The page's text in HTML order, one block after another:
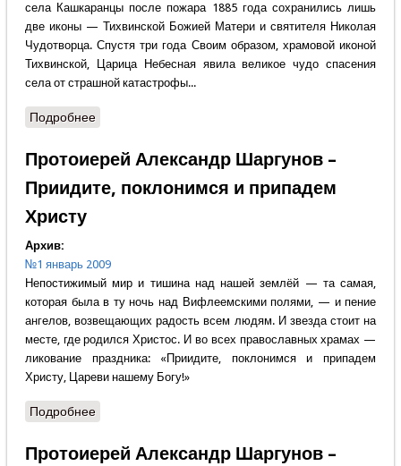
села Кашкаранцы после пожара 1885 года сохранились лишь
две иконы — Тихвинской Божией Матери и святителя Николая
Чудотворца. Спустя три года Своим образом, храмовой иконой
Тихвинской, Царица Небесная явила великое чудо спасения
села от страшной катастрофы...
Подробнеео Игумен Митрофан - Чудо в Крещенский
Протоиерей Александр Шаргунов –
Приидите, поклонимся и припадем
Христу
Архив:
№1 январь 2009
Непостижимый мир и тишина над нашей землёй — та самая,
которая была в ту ночь над Вифлеемскими полями, — и пение
ангелов, возвещающих радость всем людям. И звезда стоит на
месте, где родился Христос. И во всех православных храмах —
ликование праздника: «Приидите, поклонимся и припадем
Христу, Цареви нашему Богу!»
Подробнеео Протоиерей Александр Шаргунов – Приидите,
Протоиерей Александр Шаргунов –